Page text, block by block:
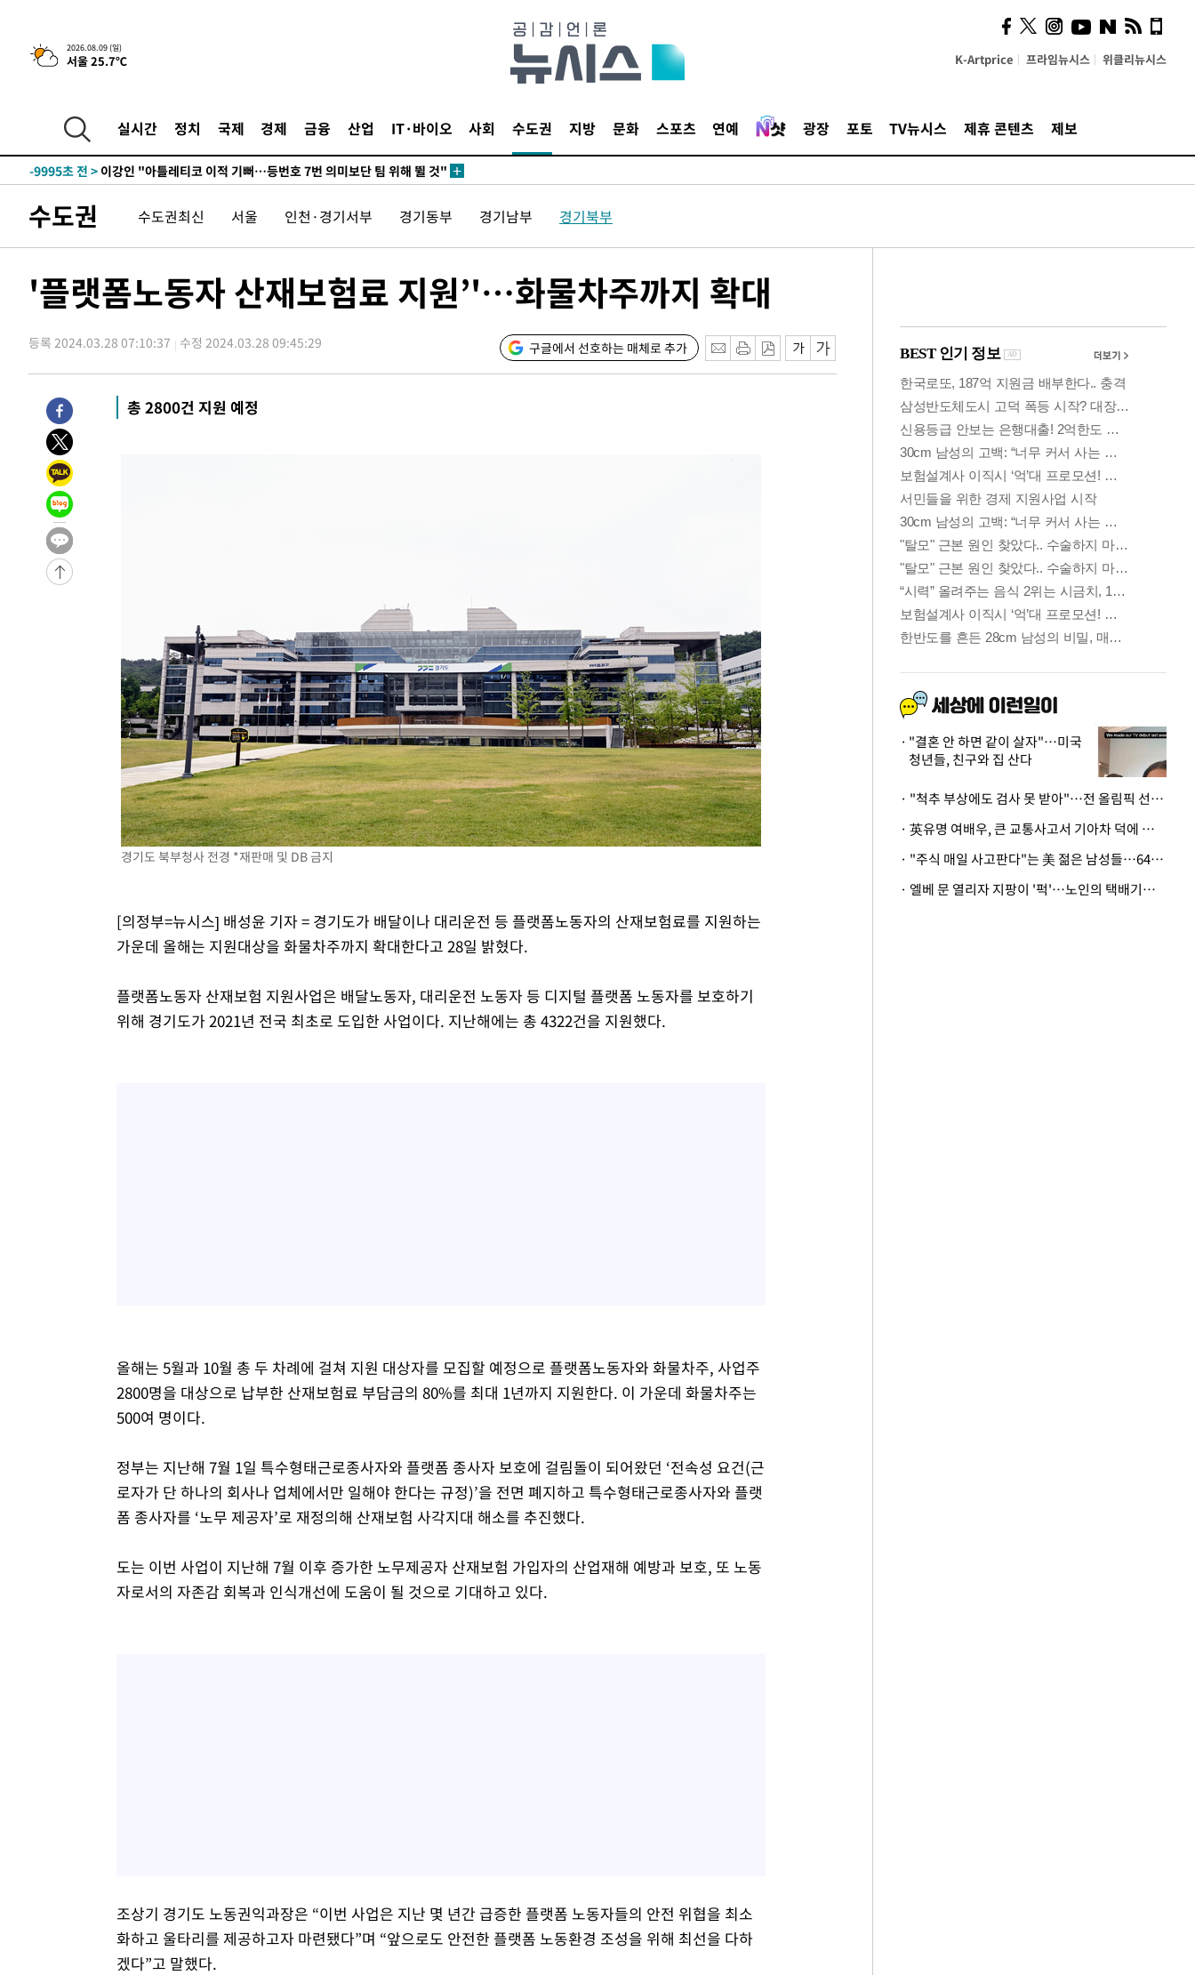
2026.08.09 (일)
서울 25.7℃ K-Artprice 프라임뉴시스 위클리뉴시스
실시간 정치 국제 경제 금융 산업 IT·바이오 사회 수도권 지방 문화 스포츠 연예 광장 포토 TV뉴시스 제휴 콘텐츠 제보
11시간 전 >[속보]뉴욕증시 상승 마감…S&P 0.6% 나스닥 1.3%↑
-20179초 전 >이란 "호르무즈 재개방 합의 근접…美 배상 선행돼야"
한민수·김용 순
-11179초 전 >
[속보]김민석, 與 전대 당원투표 누적 득표율 45.42%로 1위… 정
청래 44.56%
-10461초 전 >
42.08%·宋 10.17%
-9995초 전 > 이강인 "아틀레티코 이적 기뻐…등번호 7번 의미보단 팀 위해 뛸 것"
-3704초 전 > 낮 최고 35도 '무더위'…동해안 시간당 30㎜ '강한 비'[내일날씨]
-2974초 전 >[속보]이강인 "감독님이 원하는 마음 느꼈고, 많은 트로피 원해 아틀
-1725초 전 >온열질환 사망자 3명 늘어…누적 환자 3000명 돌파
2시간 전 >백운산서 80년근 천종산삼 9뿌리 발견…감정가 1.3억원
2시간 전 >선재도서 해루질 나섰다 실종 60대, 닷새 만에 숨진 채 발견
3시간 전 >
남자 농구, 나고야 아시안게임서 '홈팀' 일본과 한일전
3시간 전 >
여수 오동도 해상서 모터보트 전복…1명 사망·1명 실종
4시간 전 >
날씨]
5시간 전 >
6시간 전 >
9시간 전 >
11시간 전 >
-20179초 전 >
[속보]김민석, 與 전대 당원투표 누적 득표율 45.42%로 1위… 정
[속보]與 대표 경선 제주·인천 당원투표…金 47.75%·鄭
42.08%·宋 10.17%이강인 "아틀레티코 이적 기뻐…등번호 7번 의미보단 팀 위해 뛸 것"
[속보]與 당대표 경선, 제주·인천 권리당원 투표 김민석 승리
낮 최고 35도 '무더위'…동해안 시간당 30㎜ '강한 비'[내일날씨]
[속보]이강인 "감독님이 원하는 마음 느꼈고, 많은 트로피 원해 아틀
수도권 40도 육박 '펄펄'…동해안 일부 지역엔 호의주의보
온열질환 사망자 3명 늘어…누적 환자 3000명 돌파
강릉에 시간당 81.4㎜ 물폭탄…도로 잠기고 담벼락 붕괴
백운산서 80년근 천종산삼 9뿌리 발견…감정가 1.3억원
선재도서 해루질 나섰다 실종 60대, 닷새 만에 숨진 채 발견
여수 오동도 해상서 모터보트 전복…1명 사망·1명 실종
극한폭염 한풀 꺾이지만…'낮 최고 35도' 무더위, 열대야 계속[다음주
[속보]'압수수색·성접대 논란' 축구협회 "실망과 걱정 안겨드려 죄송"
'최고 37도' 폭염 지속…강원동해안 최대 150㎜ 비
수도권 수도권최신 서울 인천·경기서부 경기동부 경기남부 경기북부
'플랫폼노동자 산재보험료 지원’'…화물차주까지 확대
등록 2024.03.28 07:10:37 수정 2024.03.28 09:45:29 구글에서 선호하는 매체로 추가
총 2800건 지원 예정
경기도 북부청사 전경 *재판매 및 DB 금지
[의정부=뉴시스] 배성윤 기자 = 경기도가 배달이나 대리운전 등 플랫폼노동자의 산재보험료를 지원하는
가운데 올해는 지원대상을 화물차주까지 확대한다고 28일 밝혔다.
플랫폼노동자 산재보험 지원사업은 배달노동자, 대리운전 노동자 등 디지털 플랫폼 노동자를 보호하기
위해 경기도가 2021년 전국 최초로 도입한 사업이다. 지난해에는 총 4322건을 지원했다.
올해는 5월과 10월 총 두 차례에 걸쳐 지원 대상자를 모집할 예정으로 플랫폼노동자와 화물차주, 사업주
2800명을 대상으로 납부한 산재보험료 부담금의 80%를 최대 1년까지 지원한다. 이 가운데 화물차주는
500여 명이다.
정부는 지난해 7월 1일 특수형태근로종사자와 플랫폼 종사자 보호에 걸림돌이 되어왔던 ‘전속성 요건(근
로자가 단 하나의 회사나 업체에서만 일해야 한다는 규정)’을 전면 폐지하고 특수형태근로종사자와 플랫
폼 종사자를 ‘노무 제공자’로 재정의해 산재보험 사각지대 해소를 추진했다.
도는 이번 사업이 지난해 7월 이후 증가한 노무제공자 산재보험 가입자의 산업재해 예방과 보호, 또 노동
자로서의 자존감 회복과 인식개선에 도움이 될 것으로 기대하고 있다.
조상기 경기도 노동권익과장은 “이번 사업은 지난 몇 년간 급증한 플랫폼 노동자들의 안전 위협을 최소
화하고 울타리를 제공하고자 마련됐다”며 “앞으로도 안전한 플랫폼 노동환경 조성을 위해 최선을 다하
겠다”고 말했다.
사이 해답 찾았죠"…알을
깨고 나온 '초자아'
"결혼 안 하면 같이 살자"…미국
청년들, 친구와 집 산다
· "척추 부상에도 검사 못 받아"…전 올림픽 선수, 美봅슬레이협회 상대 소송
· 英유명 여배우, 큰 교통사고서 기아차 덕에 살았다
· "주식 매일 사고판다"는 美 젊은 남성들…64%가 "나는 인생의 패배자“
· 엘베 문 열리자 지팡이 '퍽'…노인의 택배기사 폭행 이유